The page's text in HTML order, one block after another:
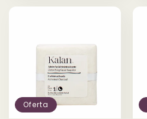
Oferta